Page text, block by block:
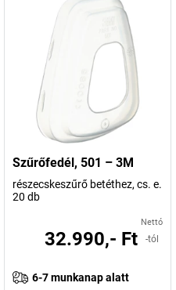
Szűrőfedél, 501 – 3M
részecskeszűrő betéthez, cs. e.
20 db
Nettó
32.990,- Ft -tól
6-7 munkanap alatt